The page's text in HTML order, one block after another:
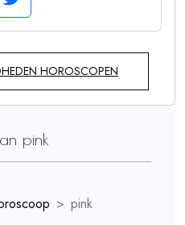
HOROSCOPEN
pink
pink